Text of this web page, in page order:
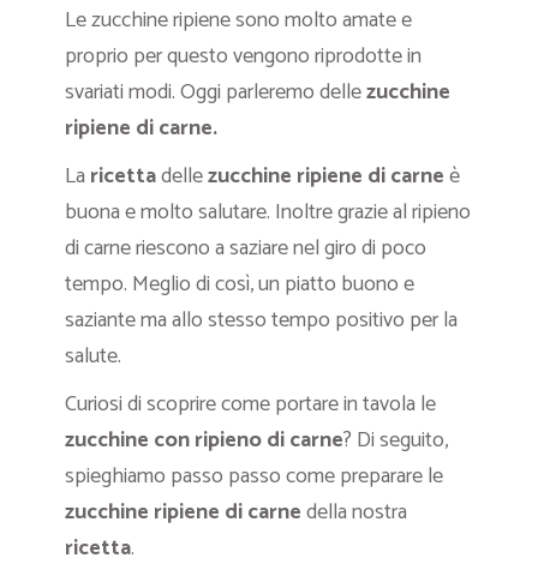
Le zucchine ripiene sono molto amate e
proprio per questo vengono riprodotte in
svariati modi. Oggi parleremo dellezucchine
ripiene di carne.
La ricettadellezucchine ripiene di carneè
buona e molto salutare. Inoltre grazie al ripieno
di carne riescono a saziare nel giro di poco
tempo. Meglio di così, un piatto buono e
saziante ma allo stesso tempo positivo per la
salute.
Curiosi di scoprire come portare in tavola le
zucchine con ripieno di carne? Di seguito,
spieghiamo passo passo come preparare le
zucchine ripiene di carnedella nostra
ricetta.